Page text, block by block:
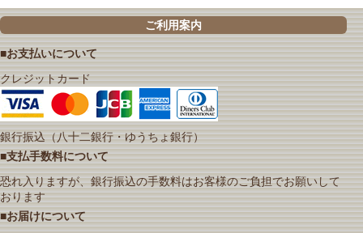
ご利用案内
■お支払いについて
クレジットカード
銀行振込（八十二銀行・ゆうちょ銀行）
■支払手数料について
恐れ入りますが、銀行振込の手数料はお客様のご負担でお願いして
おります
■お届けについて